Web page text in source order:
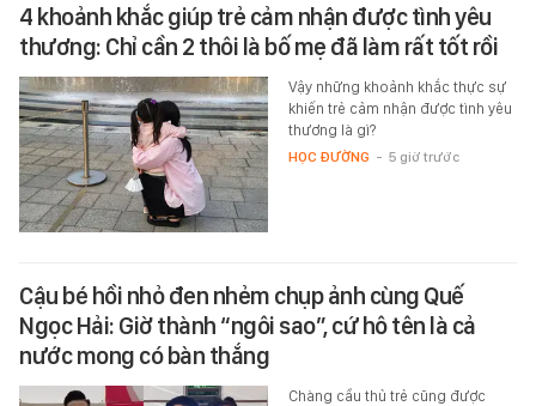
4 khoảnh khắc giúp trẻ cảm nhận được tình yêu
thương: Chỉ cần 2 thôi là bố mẹ đã làm rất tốt rồi
Vậy những khoảnh khắc thực sự
khiến trẻ cảm nhận được tình yêu
thương là gì?
HỌC ĐƯỜNG - 5 giờ trước
Cậu bé hồi nhỏ đen nhẻm chụp ảnh cùng Quế
Ngọc Hải: Giờ thành “ngôi sao”, cứ hô tên là cả
nước mong có bàn thắng
Chàng cầu thủ trẻ cũng được